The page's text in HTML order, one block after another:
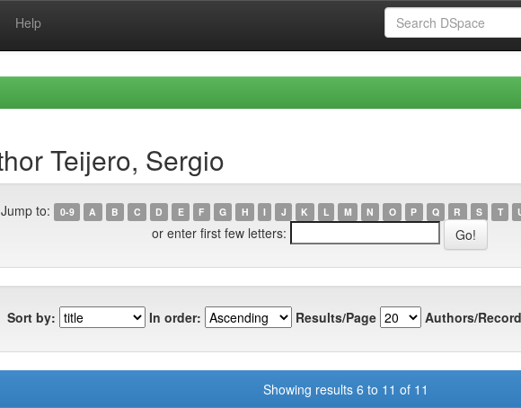
Help
Teijero, Sergio
Jump to: 0-9 A B C D E F G H I J K L M N O P Q R S T
or enter first few letters:
Sort by: In order: Results/Page Authors/
Showing results 6 to 11 of 11